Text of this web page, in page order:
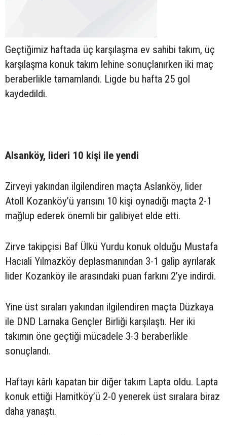
Geçtiğimiz haftada üç karşılaşma ev sahibi takım, üç
karşılaşma konuk takım lehine sonuçlanırken iki maç
beraberlikle tamamlandı. Ligde bu hafta 25 gol
kaydedildi.
Alsanköy, lideri 10 kişi ile yendi
Zirveyi yakından ilgilendiren maçta Aslanköy, lider
Atoll Kozanköy’ü yarısını 10 kişi oynadığı maçta 2-1
mağlup ederek önemli bir galibiyet elde etti.
Zirve takipçisi Baf Ülkü Yurdu konuk olduğu Mustafa
Hacıali Yılmazköy deplasmanından 3-1 galip ayrılarak
lider Kozanköy ile arasındaki puan farkını 2’ye indirdi.
Yine üst sıraları yakından ilgilendiren maçta Düzkaya
ile DND Larnaka Gençler Birliği karşılaştı. Her iki
takımın öne geçtiği mücadele 3-3 beraberlikle
sonuçlandı.
Haftayı kârlı kapatan bir diğer takım Lapta oldu. Lapta
konuk ettiği Hamitköy’ü 2-0 yenerek üst sıralara biraz
daha yanaştı.